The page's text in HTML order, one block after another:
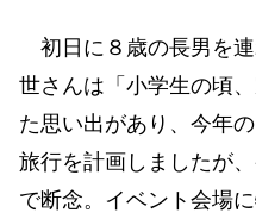
初日に８歳の長男を
世さんは「小学生の頃
た思い出があり、今年
旅行を計画しましたが
で断念。イベント会場